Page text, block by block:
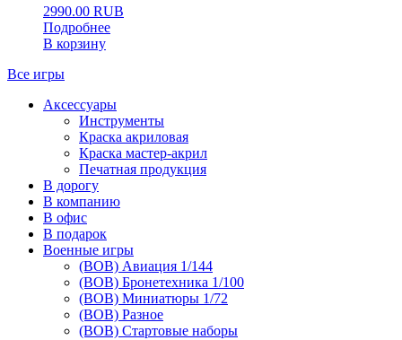
2990.00 RUB
Подробнее
В корзину
Все игры
Аксессуары
Инструменты
Краска акриловая
Краска мастер-акрил
Печатная продукция
В дорогу
В компанию
В офис
В подарок
Военные игры
(ВОВ) Авиация 1/144
(ВОВ) Бронетехника 1/100
(ВОВ) Миниатюры 1/72
(ВОВ) Разное
(ВОВ) Стартовые наборы